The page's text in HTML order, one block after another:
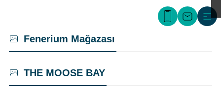
Fenerium Mağazası
THE MOOSE BAY